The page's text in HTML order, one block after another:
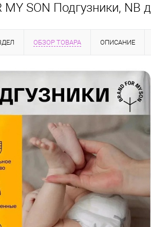
MY SON Подгузники, NB
ОБЗОР ТОВАРА ОПИСАНИЕ